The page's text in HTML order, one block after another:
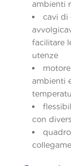
ambienti
cavi di
facilitare
utenze
ambienti
con